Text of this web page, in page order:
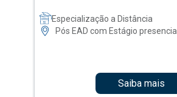
Especialização a Distância
Pós EAD com Estágio presencial
Saiba mais